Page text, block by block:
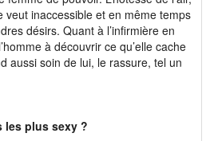
veut inaccessible et en même temps
désirs. Quant à l’infirmière en
à découvrir ce qu’elle cache
aussi soin de lui, le rassure, tel un
les plus sexy ?